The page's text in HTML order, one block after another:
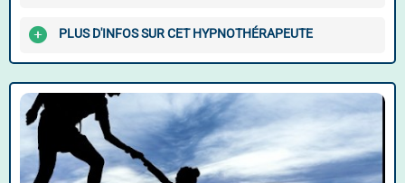
PLUS D'INFOS SUR CET HYPNOTHÉRAPEUTE